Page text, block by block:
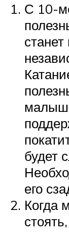
С 10-
малыш
будет
его
Когда